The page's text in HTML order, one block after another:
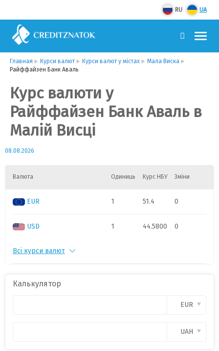
RU UA
Главная Курси валют Курси валют у містах
Мала Виска
Райффайзен Банк Аваль
Курс валюти у
Райффайзен Банк Аваль в
Малій Висці
08.08.2026
Валюта Одиниць Курс НБУ Зміни
EUR 1 51.4 0
USD 1 44.5800 0
PLN
Всі курси валют
Калькулятор
EUR
UAH